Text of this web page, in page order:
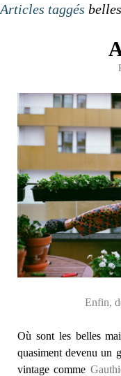
Articles taggés
Enfin,
Où sont les belles
quasiment devenu un
vintage comme